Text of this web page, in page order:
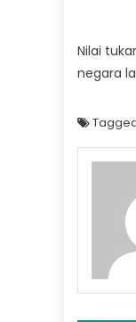
Nilai
negara